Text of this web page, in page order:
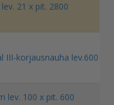
21 x pit. 2800
III-korjausnauha lev.600
lev. 100 x pit. 600